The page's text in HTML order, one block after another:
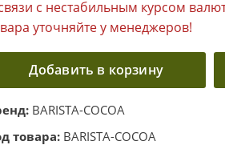
с нестабильным курсом
уточняйте у менеджеров!
Добавить в корзину
BARISTA-COCOA
товара: BARISTA-COCOA